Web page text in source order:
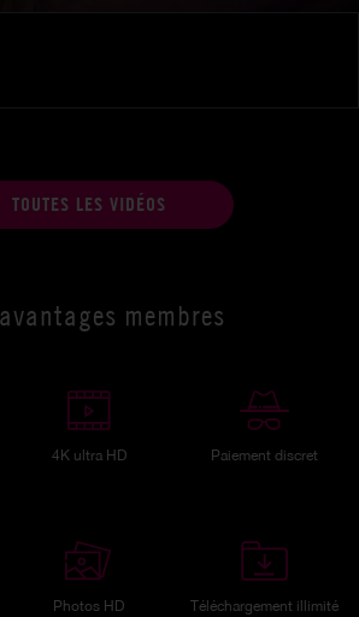
TOUTES LES VIDÉOS
membres
4K ultra HD Paiement discret
Photos HD Téléchargement illimité